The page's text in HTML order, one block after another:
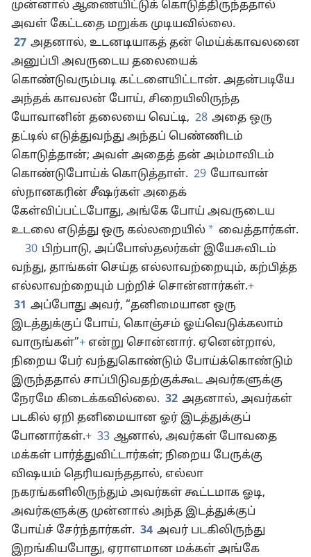
முன்னால் ஆணையிட்டுக் கொடுத்திருந்ததால்
அவள் கேட்டதை மறுக்க முடியவில்லை.
27 அதனால், உடனடியாகத் தன் மெய்க்காவலனை
அனுப்பி அவருடைய தலையைக்
கொண்டுவரும்படி கட்டளையிட்டான். அதன்படியே
அந்தக் காவலன் போய், சிறையிலிருந்த
யோவானின் தலையை வெட்டி, 28 அதை ஒரு
தட்டில் எடுத்துவந்து அந்தப் பெண்ணிடம்
கொடுத்தான்; அவள் அதைத் தன் அம்மாவிடம்
கொண்டுபோய்க் கொடுத்தாள். 29 யோவான்
ஸ்நானகரின் சீஷர்கள் அதைக்
கேள்விப்பட்டபோது, அங்கே போய் அவருடைய
உடலை எடுத்து ஒரு கல்லறையில் * வைத்தார்கள்.
30 பிற்பாடு, அப்போஸ்தலர்கள் இயேசுவிடம்
வந்து, தாங்கள் செய்த எல்லாவற்றையும், கற்பித்த
எல்லாவற்றையும் பற்றிச் சொன்னார்கள்.+
31 அப்போது அவர், “தனிமையான ஒரு
இடத்துக்குப் போய், கொஞ்சம் ஓய்வெடுக்கலாம்
வாருங்கள்”+ என்று சொன்னார். ஏனென்றால்,
நிறைய பேர் வந்துகொண்டும் போய்க்கொண்டும்
இருந்ததால் சாப்பிடுவதற்குக்கூட அவர்களுக்கு
நேரமே கிடைக்கவில்லை. 32 அதனால், அவர்கள்
படகில் ஏறி தனிமையான ஓர் இடத்துக்குப்
போனார்கள்.+ 33 ஆனால், அவர்கள் போவதை
மக்கள் பார்த்துவிட்டார்கள்; நிறைய பேருக்கு
விஷயம் தெரியவந்ததால், எல்லா
நகரங்களிலிருந்தும் அவர்கள் கூட்டமாக ஓடி,
அவர்களுக்கு முன்னால் அந்த இடத்துக்குப்
போய்ச் சேர்ந்தார்கள். 34 அவர் படகிலிருந்து
இறங்கியபோது, ஏராளமான மக்கள் அங்கே